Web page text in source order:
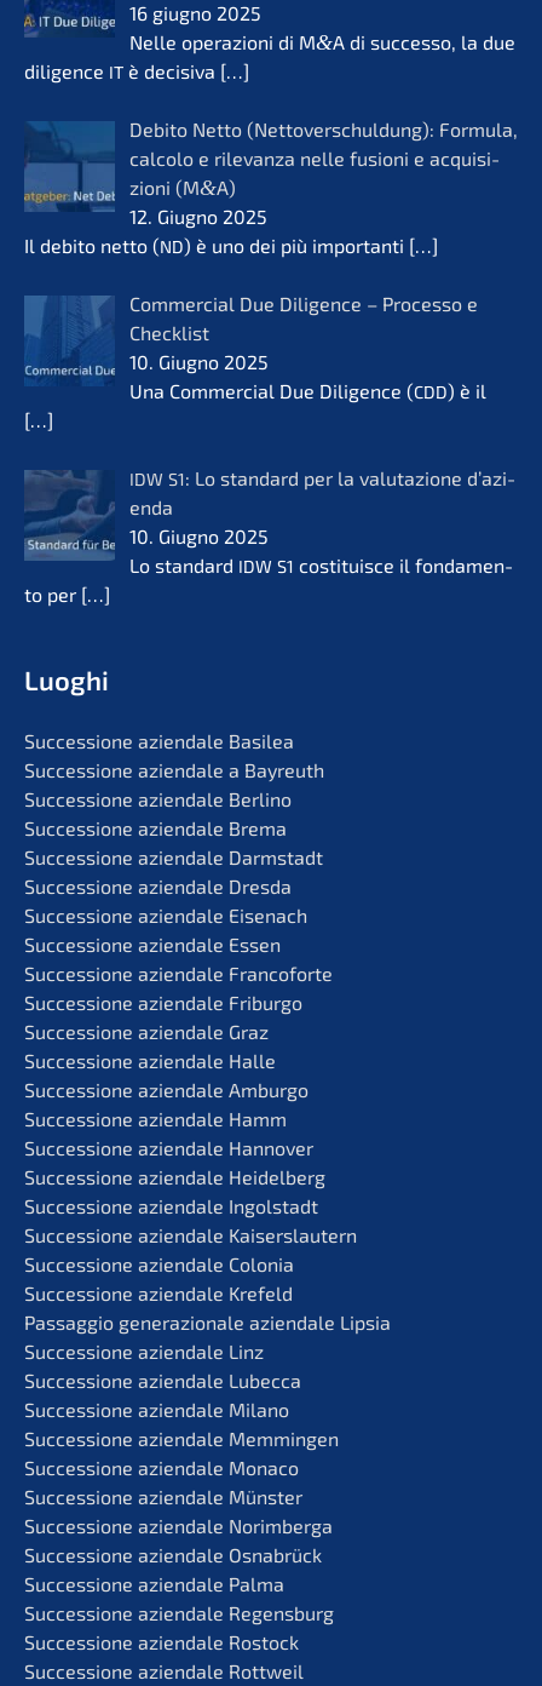
16 giugno 2025
Nelle opera­zio­ni di M&A di succes­so, la due
diligence IT è decisi­va […]
Debito Netto (Netto­ver­schul­dung): Formu­la,
calco­lo e rilevanza nelle fusio­ni e acqui­si­
zio­ni (M&A)
12. Giugno 2025
Il debito netto (ND) è uno dei più importan­ti […]
Commer­cial Due Diligence – Proces­so e
Check­list
10. Giugno 2025
Una Commer­cial Due Diligence (CDD) è il
[…]
IDW S1: Lo standard per la valuta­zio­ne d’azi­
en­da
10. Giugno 2025
Lo standard IDW S1 costi­tuis­ce il fonda­men­
to per […]
Luoghi
Succes­sio­ne aziend­a­le Basilea
Succes­sio­ne aziend­a­le a Bayreuth
Succes­sio­ne aziend­a­le Berlino
Succes­sio­ne aziend­a­le Brema
Succes­sio­ne aziend­a­le Darmstadt
Succes­sio­ne aziend­a­le Dresda
Succes­sio­ne aziend­a­le Eisenach
Succes­sio­ne aziend­a­le Essen
Succes­sio­ne aziend­a­le Francoforte
Succes­sio­ne aziend­a­le Friburgo
Succes­sio­ne aziend­a­le Graz
Succes­sio­ne aziend­a­le Halle
Succes­sio­ne aziend­a­le Amburgo
Succes­sio­ne aziend­a­le Hamm
Succes­sio­ne aziend­a­le Hannover
Succes­sio­ne aziend­a­le Heidelberg
Succes­sio­ne aziend­a­le Ingolstadt
Succes­sio­ne aziend­a­le Kaiserslautern
Succes­sio­ne aziend­a­le Colonia
Succes­sio­ne aziend­a­le Krefeld
Passag­gio genera­zio­na­le aziend­a­le Lipsia
Succes­sio­ne aziend­a­le Linz
Succes­sio­ne aziend­a­le Lubecca
Succes­sio­ne aziend­a­le Milano
Succes­sio­ne aziend­a­le Memmingen
Succes­sio­ne aziend­a­le Monaco
Succes­sio­ne aziend­a­le Münster
Succes­sio­ne aziend­a­le Norimberga
Succes­sio­ne aziend­a­le Osnabrück
Succes­sio­ne aziend­a­le Palma
Succes­sio­ne aziend­a­le Regensburg
Succes­sio­ne aziend­a­le Rostock
Succes­sio­ne aziend­a­le Rottweil